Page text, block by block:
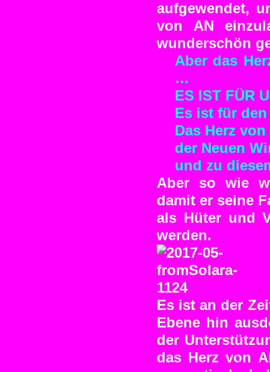
aufgewendet,
von AN
wunderschön
Aber das
…
ES IST FÜR
Es ist für
Das Herz
der Neuen
und zu
Aber so wie
damit er seine
als Hüter und
werden.
Es ist an der
Ebene hin
der
das Herz von